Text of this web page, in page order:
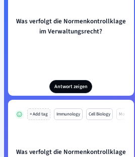
Was verfolgt die Normenkontrollklage
im Verwaltungsrecht?
Antwort zeigen
+ Add tag Immunology Cell Biology Mo
Was verfolgt die Normenkontrollklage